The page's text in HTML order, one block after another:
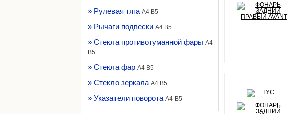
» Рулевая тяга A4 B5
» Рычаги подвески A4 B5
» Стекла противотуманной фары A4
B5
» Стекла фар A4 B5
» Стекло зеркала A4 B5
» Указатели поворота A4 B5